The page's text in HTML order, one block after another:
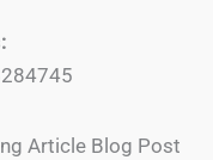
Article Blog Post